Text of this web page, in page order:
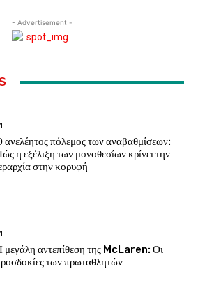
- Advertisement -
ανελέητος πόλεμος των αναβαθμίσεων:
η εξέλιξη των μονοθεσίων κρίνει την
στην κορυφή
μεγάλη αντεπίθεση της McLaren: Οι
των πρωταθλητών